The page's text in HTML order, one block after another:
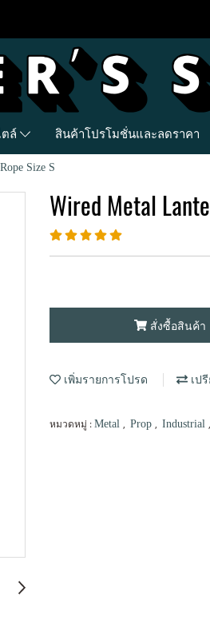
ตล์ สินค้าโปรโมชั่นและลดราคา
Size S
Wired Metal
สั่งซื้อสินค้า
เพิ่มรายการโปรด เป
หมวดหมู่ : Metal , Prop , Industrial ,